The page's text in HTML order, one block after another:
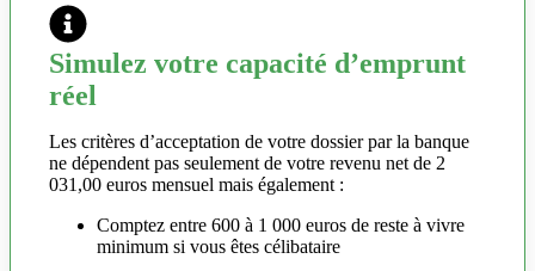
Simulez votre capacité d’emprunt
réel
Les critères d’acceptation de votre dossier par la banque
ne dépendent pas seulement de votre revenu net de 2
031,00 euros mensuel mais également :
Comptez entre 600 à 1 000 euros de reste à vivre
minimum si vous êtes célibataire